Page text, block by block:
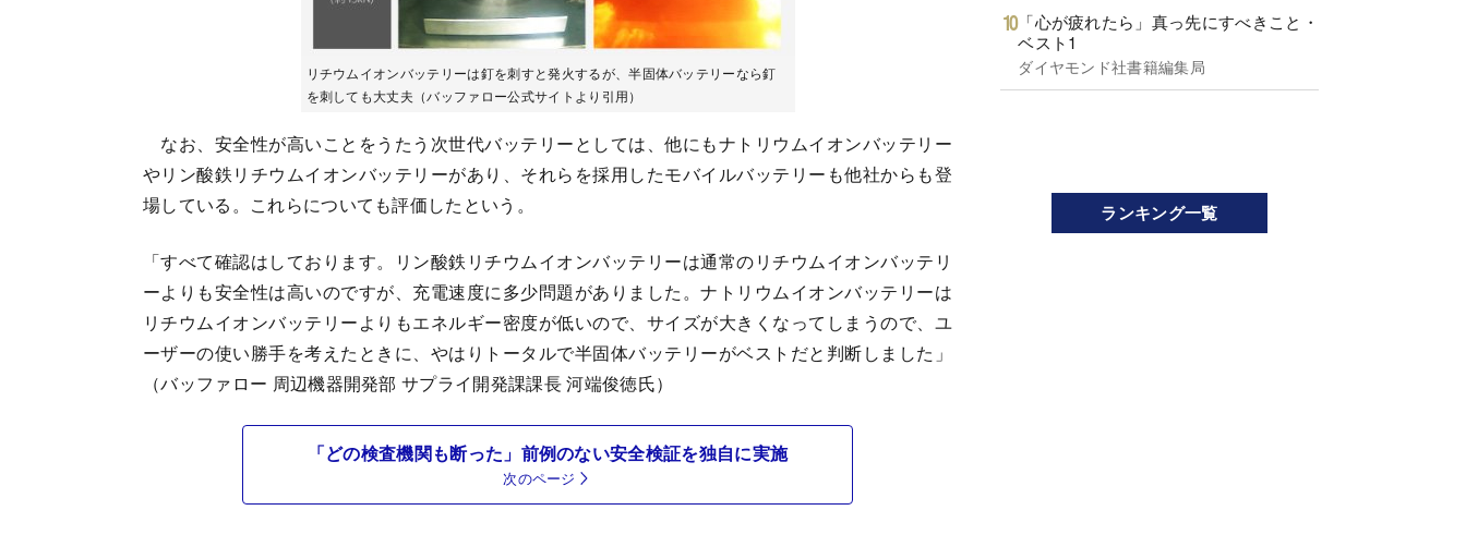
リチウムイオンバッテリーは釘を刺すと発火するが、半固体バッテリーなら釘
を刺しても大丈夫（バッファロー公式サイトより引用）
なお、安全性が高いことをうたう次世代バッテリーとしては、他にもナトリウムイオンバッテリー
やリン酸鉄リチウムイオンバッテリーがあり、それらを採用したモバイルバッテリーも他社からも登
場している。これらについても評価したという。
「すべて確認はしております。リン酸鉄リチウムイオンバッテリーは通常のリチウムイオンバッテリ
ーよりも安全性は高いのですが、充電速度に多少問題がありました。ナトリウムイオンバッテリーは
リチウムイオンバッテリーよりもエネルギー密度が低いので、サイズが大きくなってしまうので、ユ
ーザーの使い勝手を考えたときに、やはりトータルで半固体バッテリーがベストだと判断しました」
（バッファロー 周辺機器開発部 サプライ開発課課長 河端俊徳氏）
「どの検査機関も断った」前例のない安全検証を独自に実施
次のページ
「心が疲れたら」真っ先にすべきこと・
ベスト1
ダイヤモンド社書籍編集局
ランキング一覧